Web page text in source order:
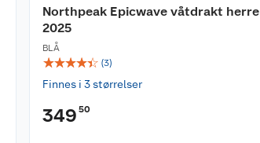
Northpeak Epicwave våtdrakt herre
2025
BLÅ
☆☆☆☆☆ (3)
Finnes i 3 størrelser
349 50